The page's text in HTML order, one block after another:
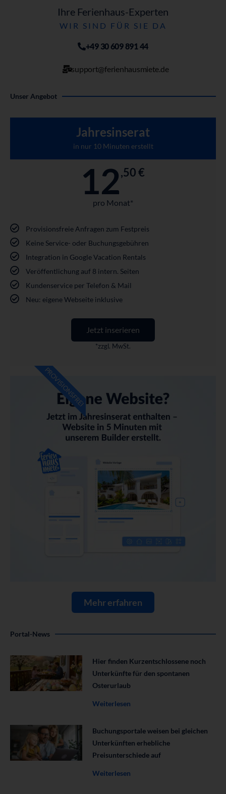
Ihre Ferienhaus-Experten
WIR SIND FÜR SIE DA
+49 30 609 891 44
support@ferienhausmiete.de
Unser Angebot
Jahresinserat
in nur 10 Minuten erstellt
12,50 €
pro Monat*
Provisionsfreie Anfragen zum Festpreis
Keine Service- oder Buchungsgebühren
Integration in Google Vacation Rentals
Veröffentlichung auf 8 intern. Seiten
Kundenservice per Telefon & Mail
Neu: eigene Webseite inklusive
Jetzt inserieren
*zzgl. MwSt.
PROVISIONSFREI
Mehr erfahren
Portal-News
Hier finden Kurzentschlossene noch
Unterkünfte für den spontanen
Osterurlaub
Weiterlesen
Buchungsportale weisen bei gleichen
Unterkünften erhebliche
Preisunterschiede auf
Weiterlesen